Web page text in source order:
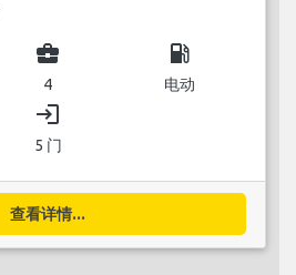
business_center
4
local_gas_station
电动
login
5 门
查看详情...